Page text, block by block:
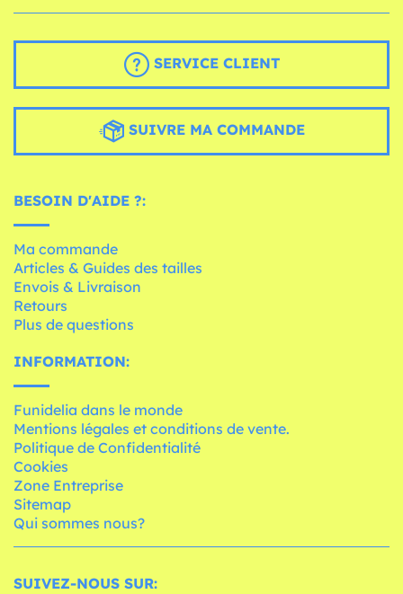
SERVICE CLIENT
SUIVRE MA COMMANDE
BESOIN D'AIDE ?:
Ma commande
Articles & Guides des tailles
Envois & Livraison
Retours
Plus de questions
INFORMATION:
Funidelia dans le monde
Mentions légales et conditions de vente.
Politique de Confidentialité
Cookies
Zone Entreprise
Sitemap
Qui sommes nous?
SUIVEZ-NOUS SUR: